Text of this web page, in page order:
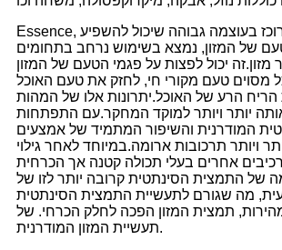
Essence, כתוסף מיוחד מרוכז בעוצמה גבוהה שיכול להשפיע
של המזון, נמצא בשימוש נרחב בתחומים
מזון.זה יכול לפצות על פגמי הטעם של המזון
מסוים טעם מקורי חי, לחזק את טעם האוכל
הריח הרע של האוכל.יתרונות אלו של המהות
יותר ויותר למוקד המחקר.עם התפתחות
המודרנית והשיפור המתמיד של אמצעים
ויותר תרכובות ארומה.במיוחד לאחר גילוי
אחרים בעלי תכולה קטנה אך הכרחית
של התמצית הסינתטית קרובה יותר לזו של
מה שגורם לתעשיית התמצית הסינתטית
תמצית המזון הפכה לחלק הכרחי. של
תעשיית המזון המודרנית.